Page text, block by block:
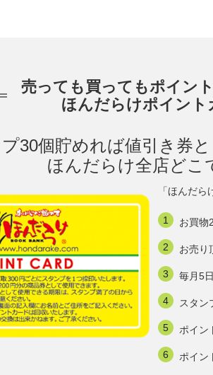
売っても買ってもポイン
ほんだらけポイント
30個貯めれば値引き券と
ほんだらけ全店どこ
「ほんだ
お買物
お売り
毎月5
スタン
ポイン
ポイン